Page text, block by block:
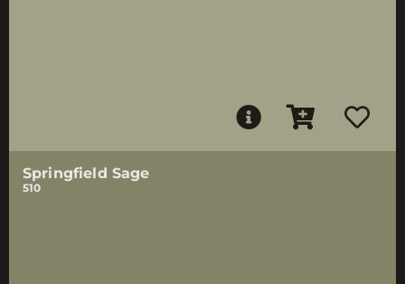
Springfield Sage
510